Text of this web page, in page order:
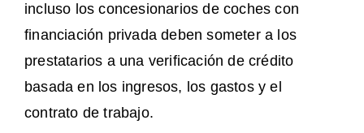
incluso los concesionarios de coches con
financiación privada deben someter a los
prestatarios a una verificación de crédito
basada en los ingresos, los gastos y el
contrato de trabajo.